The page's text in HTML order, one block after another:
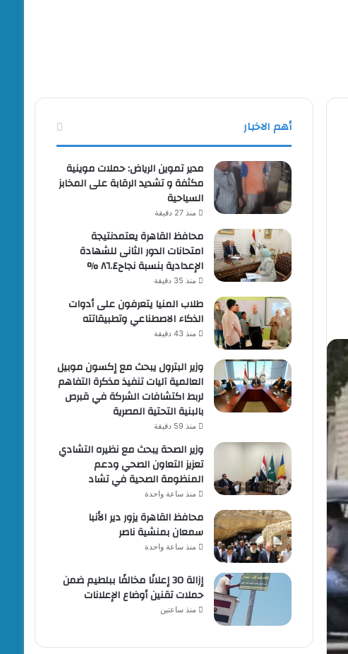
أهم الاخبار
مدير تموين الرياض: حملات موينية
مكثفة و تشديد الرقابة على المخابز
السياحية
منذ 27 دقيقة
محافظ القاهرة يعتمدنتيجة
امتحانات الدور الثانى للشهادة
الإعدادية بنسبة نجاح٨٦.٤ %
منذ 35 دقيقة
طلاب المنيا يتعرفون على أدوات
الذكاء الاصطناعي وتطبيقاتته
منذ 43 دقيقة
وزير البترول يبحث مع إكسون موبيل
العالمية آليات تنفيذ مذكرة التفاهم
لربط اكتشافات الشركة في قبرص
بالبنية التحتية المصرية
منذ 59 دقيقة
وزير الصحة يبحث مع نظيره التشادي
تعزيز التعاون الصحي ودعم
المنظومة الصحية في تشاد
منذ ساعة واحدة
محافظ القاهرة يزور دير الأنبا
سمعان بمنشية ناصر
منذ ساعة واحدة
إزالة 30 إعلانًا مخالفًا ببلطيم ضمن
حملات تقنين أوضاع الإعلانات
منذ ساعتين